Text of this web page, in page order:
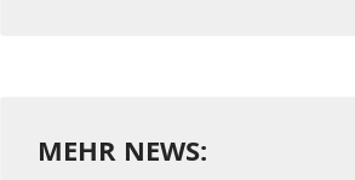
MEHR NEWS: